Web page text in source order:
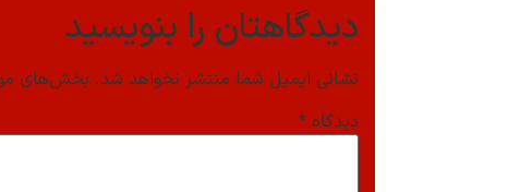
دیدگاهتان را بنویسید
نشانی ایمیل شما منتشر نخواهد شد. بخش‌های
دیدگاه *